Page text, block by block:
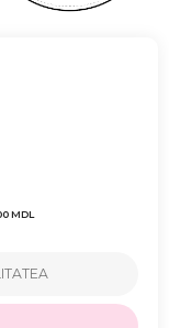
MDL